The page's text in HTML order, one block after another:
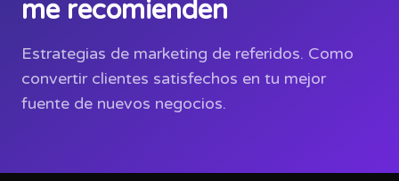
me recomienden
Estrategias de marketing de referidos. Como
convertir clientes satisfechos en tu mejor
fuente de nuevos negocios.